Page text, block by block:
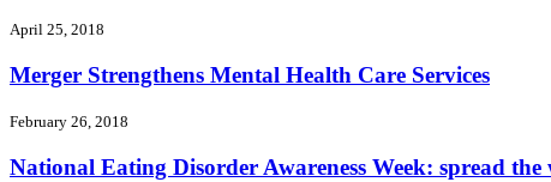
April 25, 2018
Merger Strengthens Mental Health Care Services
February 26, 2018
National Eating Disorder Awareness Week: spread the